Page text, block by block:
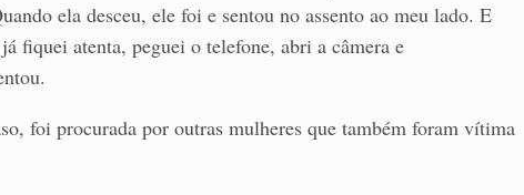
ela desceu, ele foi e sentou no assento ao meu lado. E
fiquei atenta, peguei o telefone, abri a câmera e
foi procurada por outras mulheres que também foram vítima